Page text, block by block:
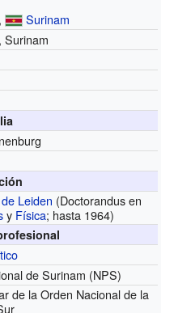
, Surinam
Surinam
Leiden (Doctorandus en
y Física; hasta 1964)
de Surinam (NPS)
de la Orden Nacional de la